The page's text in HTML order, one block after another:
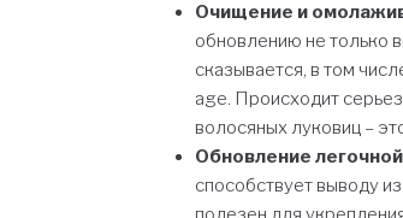
Очищение и
обновлению не только
сказывается, в том
age. Происходит
волосяных луковиц –
Обновление
способствует выводу